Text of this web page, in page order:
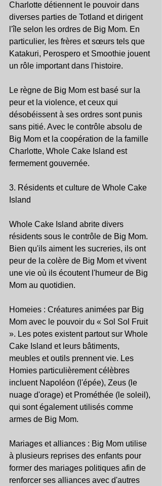
Charlotte détiennent le pouvoir dans
diverses parties de Totland et dirigent
l'île selon les ordres de Big Mom. En
particulier, les frères et sœurs tels que
Katakuri, Perospero et Smoothie jouent
un rôle important dans l'histoire.
Le règne de Big Mom est basé sur la
peur et la violence, et ceux qui
désobéissent à ses ordres sont punis
sans pitié. Avec le contrôle absolu de
Big Mom et la coopération de la famille
Charlotte, Whole Cake Island est
fermement gouvernée.
3. Résidents et culture de Whole Cake
Island
Whole Cake Island abrite divers
résidents sous le contrôle de Big Mom.
Bien qu'ils aiment les sucreries, ils ont
peur de la colère de Big Mom et vivent
une vie où ils écoutent l'humeur de Big
Mom au quotidien.
Homeies : Créatures animées par Big
Mom avec le pouvoir du « Sol Sol Fruit
». Les potes existent partout sur Whole
Cake Island et leurs bâtiments,
meubles et outils prennent vie. Les
Homies particulièrement célèbres
incluent Napoléon (l'épée), Zeus (le
nuage d'orage) et Prométhée (le soleil),
qui sont également utilisés comme
armes de Big Mom.
Mariages et alliances : Big Mom utilise
à plusieurs reprises des enfants pour
former des mariages politiques afin de
renforcer ses alliances avec d'autres